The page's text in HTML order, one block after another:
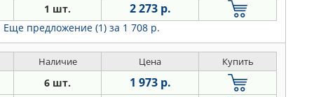
1 шт. 2 273 р.
Еще предложение (1) за 1 708 р.
Наличие Цена Купить
6 шт. 1 973 р.